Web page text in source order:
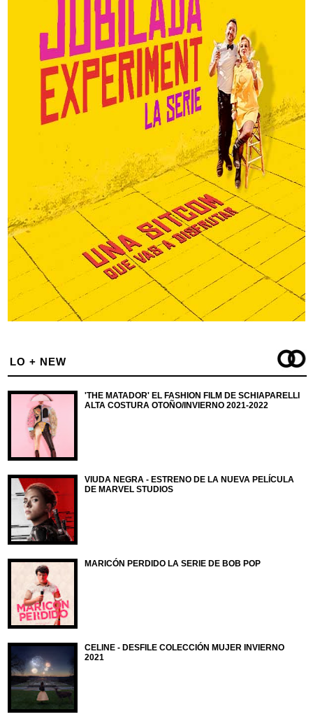
LO + NEW
'THE MATADOR' EL FASHION FILM DE SCHIAPARELLI
ALTA COSTURA OTOÑO/INVIERNO 2021-2022
VIUDA NEGRA - ESTRENO DE LA NUEVA PELÍCULA
DE MARVEL STUDIOS
MARICÓN PERDIDO LA SERIE DE BOB POP
CELINE - DESFILE COLECCIÓN MUJER INVIERNO
2021